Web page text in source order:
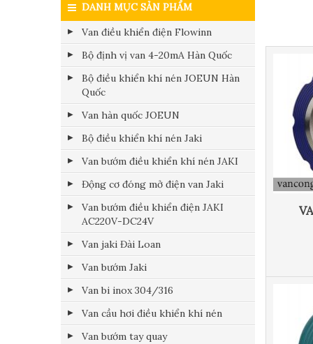
DANH MỤC SẢN PHẨM
Van điều khiển điện Flowinn
Bộ định vị van 4-20mA Hàn Quốc
Bộ điều khiển khí nén JOEUN Hàn
Quốc
Van hàn quốc JOEUN
Bộ điều khiển khí nén Jaki
Van bướm điều khiển khí nén JAKI
Động cơ đóng mở điện van Jaki
Van bướm điều khiển điện JAKI
AC220V-DC24V
Van jaki Đài Loan
Van bướm Jaki
Van bi inox 304/316
Van cầu hơi điều khiển khí nén
Van bướm tay quay